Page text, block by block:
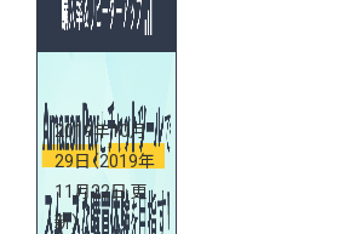
る簡単越境
EC対策セミ
2019年10月
29日 （2019年
11月22日 更
新）